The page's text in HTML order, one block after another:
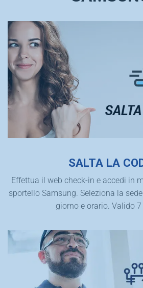
SALTA LA
Effettua il web check-in e accedi in
sportello Samsung. Seleziona la
giorno e orario. Valido